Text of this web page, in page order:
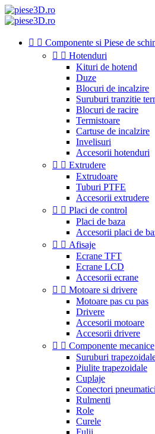
  Componente si Piese de
  Hotenduri
Kituri de hotend
Duze
Blocuri de incalzire
Suruburi tranzitie
Blocuri de racire
Termistoare
Cartuse de incalzire
Invelisuri
Accesorii hotenduri
  Extrudere
Extrudoare
Tuburi PTFE
Accesorii extrudere
  Placi de control
Placi de baza
Accesorii placi de
  Afisaje
Ecrane TFT
Ecrane LCD
Accesorii ecrane
  Motoare si drivere
Motoare pas cu pas
Drivere
Accesorii motoare
Accesorii drivere
  Componente mecanice
Suruburi
Piulite trapezoidale
Cuplaje
Conectori pneumatici
Rulmenti
Role
Curele
Fulii